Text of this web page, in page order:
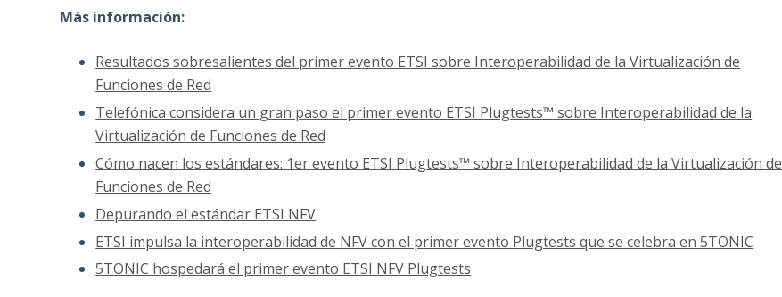
Más información:
Resultados sobresalientes del primer evento ETSI sobre Interoperabilidad de la Virtualización de
Funciones de Red
Telefónica considera un gran paso el primer evento ETSI Plugtests™ sobre Interoperabilidad de la
Virtualización de Funciones de Red
Cómo nacen los estándares: 1er evento ETSI Plugtests™ sobre Interoperabilidad de la Virtualización de
Funciones de Red
Depurando el estándar ETSI NFV
ETSI impulsa la interoperabilidad de NFV con el primer evento Plugtests que se celebra en 5TONIC
5TONIC hospedará el primer evento ETSI NFV Plugtests